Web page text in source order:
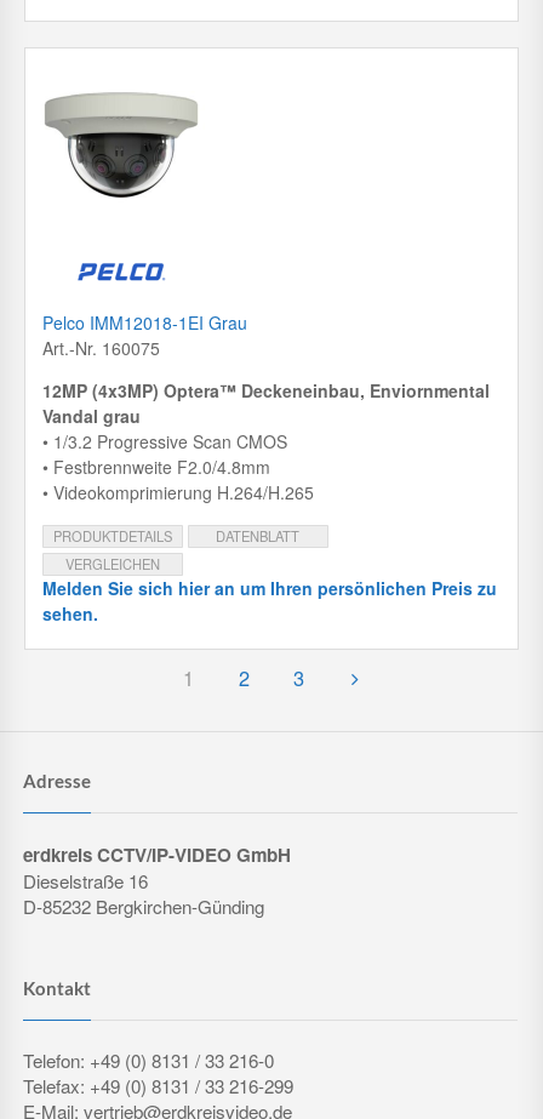
Pelco IMM12018-1EI Grau
Art.-Nr. 160075
12MP (4x3MP) Optera™ Deckeneinbau, Enviornmental
Vandal grau
• 1/3.2 Progressive Scan CMOS
• Festbrennweite F2.0/4.8mm
• Videokomprimierung H.264/H.265
PRODUKTDETAILS
DATENBLATT
VERGLEICHEN
Melden Sie sich hier an um Ihren persönlichen Preis zu
sehen.
1 2 3
Adresse
erdkreis CCTV/IP-VIDEO GmbH
Dieselstraße 16
D-85232 Bergkirchen-Günding
Kontakt
Telefon: +49 (0) 8131 / 33 216-0
Telefax: +49 (0) 8131 / 33 216-299
E-Mail: vertrieb@erdkreisvideo.de